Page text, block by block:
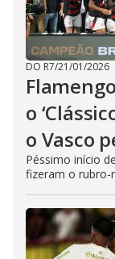
DO R7/21/01/2026
o
o Vasco
Péssimo início
fizeram o rubro-